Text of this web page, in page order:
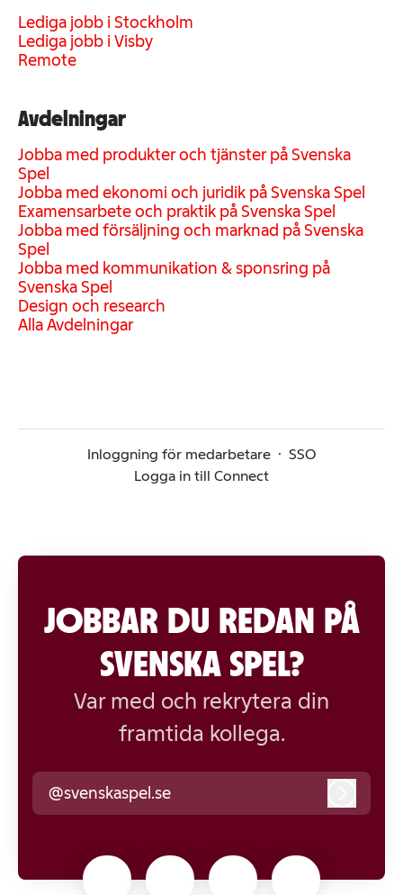
Lediga jobb i Stockholm
Lediga jobb i Visby
Remote
Avdelningar
Jobba med produkter och tjänster på Svenska
Spel
Jobba med ekonomi och juridik på Svenska Spel
Examensarbete och praktik på Svenska Spel
Jobba med försäljning och marknad på Svenska
Spel
Jobba med kommunikation & sponsring på
Svenska Spel
Design och research
Alla Avdelningar
Inloggning för medarbetare · SSO
Logga in till Connect
JOBBAR DU REDAN PÅ
SVENSKA SPEL?
Var med och rekrytera din
framtida kollega.
@svenskaspel.se